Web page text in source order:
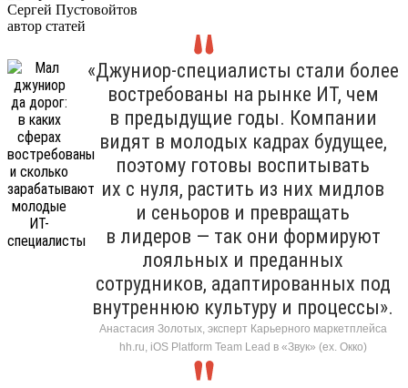
Сергей Пустовойтов
автор статей
«Джуниор-специалисты стали более
востребованы на рынке ИТ, чем
в предыдущие годы. Компании
видят в молодых кадрах будущее,
поэтому готовы воспитывать
их с нуля, растить из них мидлов
и сеньоров и превращать
в лидеров — так они формируют
лояльных и преданных
сотрудников, адаптированных под
внутреннюю культуру и процессы».
Анастасия Золотых, эксперт Карьерного маркетплейса
hh.ru, iOS Platform Team Lead в «Звук» (ex. Окко)